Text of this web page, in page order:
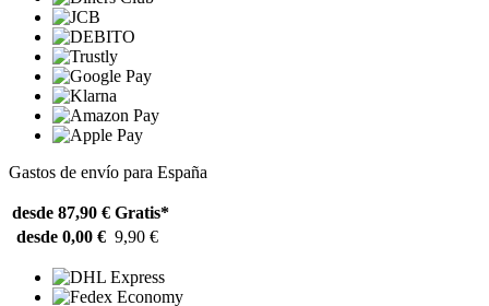
Gastos de envío para España
desde 87,90 € Gratis*
desde 0,00 € 9,90 €